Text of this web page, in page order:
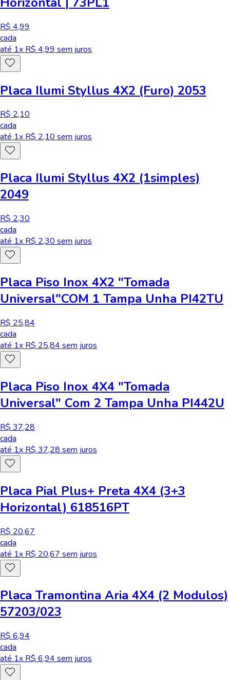
R$ 4,99
cada
até 1x R$ 4,99 sem juros
Placa Ilumi Styllus 4X2 (Furo) 2053
R$ 2,10
cada
até1x R$2,10sem juros
Placa Ilumi Styllus 4X2 (1simples)
2049
R$ 2,30
cada
até 1x R$ 2,30 sem juros
Placa Piso Inox 4X2 "Tomada
Universal"COM 1 Tampa Unha PI42TU
R$ 25,84
cada
até 1x R$ 25,84 sem juros
Placa Piso Inox 4X4 "Tomada
Universal" Com 2 Tampa Unha PI442U
R$ 37,28
cada
até 1x R$ 37,28 sem juros
Placa Pial Plus+ Preta 4X4 (3+3
Horizontal) 618516PT
R$ 20,67
cada
até 1x R$ 20,67 sem juros
Placa Tramontina Aria 4X4 (2 Modulos)
57203/023
R$ 6,94
cada
até 1x R$ 6,94 sem juros